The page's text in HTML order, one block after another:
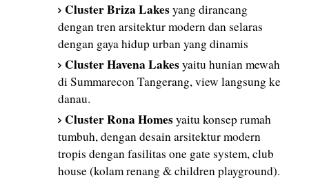
Cluster Briza Lakesyang dirancang
dengan tren arsitektur modern dan selaras
dengan gaya hidup urban yang dinamis
Cluster Havena Lakesyaitu hunian mewah
di Summarecon Tangerang, view langsung ke
danau.
Cluster Rona Homesyaitu konsep rumah
tumbuh, dengan desain arsitektur modern
tropis dengan fasilitas one gate system, club
house (kolam renang & children playground).